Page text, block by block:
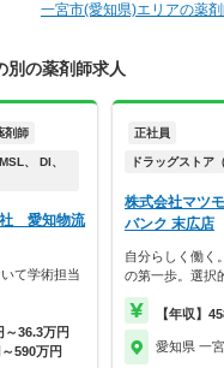
一宮市(愛知県)エリアの薬
別の薬剤師求人
剤師
、 DI、
社 愛知物流
て学術担当
～36.3万円
590万円
正社員
ドラッグストア
株式会社マツ
バンク 末広店
自分らしく働く
の第一歩。選択
【年収】
愛知県 一